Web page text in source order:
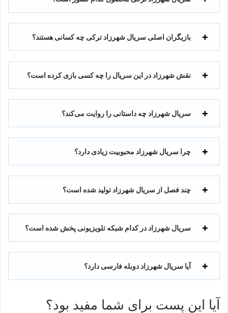
بازیگران اصلی سریال شهرزاد ترکی چه کسانی هستند؟
نقش شهرزاد در این سریال را چه کسی بازی کرده است؟
سریال شهرزاد چه داستانی را روایت می‌کند؟
چرا سریال شهرزاد محبوبیت زیادی دارد؟
چند فصل از سریال شهرزاد تولید شده است؟
سریال شهرزاد در کدام شبکه تلویزیونی پخش شده است؟
آیا سریال شهرزاد دوبله فارسی دارد؟
آیا این پست برای شما مفید بود؟